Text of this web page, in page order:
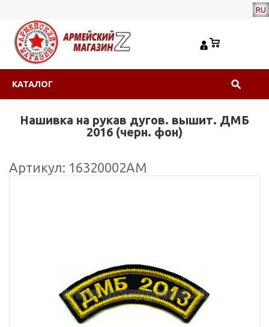
RU
КАТАЛОГ
Нашивка на рукав дугов. вышит. ДМБ
2016 (черн. фон)
Артикул: 16320002АМ